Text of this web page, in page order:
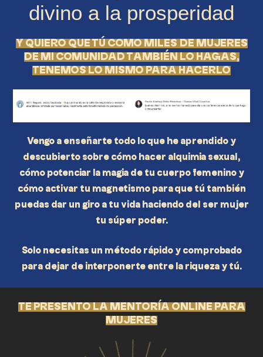
divino a la prosperidad
Y QUIERO QUE TÚ COMO MILES DE MUJERES
DE MI COMUNIDAD TAMBIÉN LO HAGAS,
TENEMOS LO MISMO PARA HACERLO
Vengo a enseñarte todo lo que he aprendido y
descubierto sobre cómo hacer alquimia sexual,
cómo potenciar la magia de tu cuerpo femenino y
cómo activar tu magnetismo para que tú también
puedas dar un giro a tu vida haciendo del ser mujer
tu súper poder.
Solo necesitas un método rápido y comprobado
para dejar de interponerte entre la riqueza y tú.
TE PRESENTO LA MENTORÍA ONLINE PARA
MUJERES